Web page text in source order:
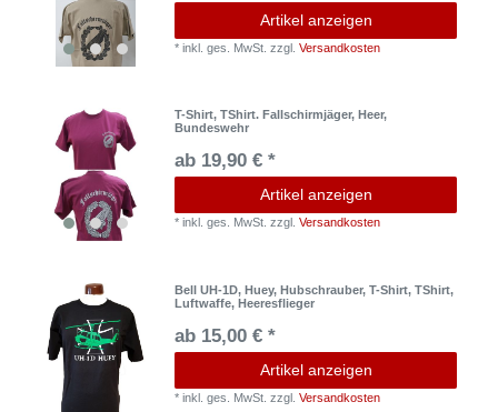
Artikel anzeigen
*inkl. ges. MwSt. zzgl.Versandkosten
T-Shirt, TShirt. Fallschirmjäger, Heer,
Bundeswehr
ab 19,90 € *
Artikel anzeigen
*inkl. ges. MwSt. zzgl.Versandkosten
Bell UH-1D, Huey, Hubschrauber, T-Shirt, TShirt,
Luftwaffe, Heeresflieger
ab 15,00 € *
Artikel anzeigen
*inkl. ges. MwSt. zzgl.Versandkosten